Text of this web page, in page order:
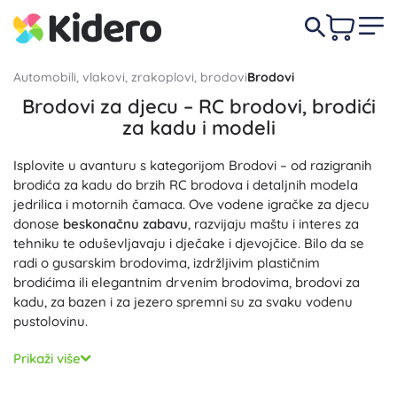
Automobili, vlakovi, zrakoplovi, brodoviBrodovi
Brodovi za djecu – RC brodovi, brodići
za kadu i modeli
Isplovite u avanturu s kategorijom Brodovi – od razigranih
brodića za kadu do brzih RC brodova i detaljnih modela
jedrilica i motornih čamaca. Ove vodene igračke za djecu
donose beskonačnu zabavu, razvijaju maštu i interes za
tehniku te oduševljavaju i dječake i djevojčice. Bilo da se
radi o gusarskim brodovima, izdržljivim plastičnim
brodićima ili elegantnim drvenim brodovima, brodovi za
kadu, za bazen i za jezero spremni su za svaku vodenu
pustolovinu.
RC brodovi i daljinski upravljani čamci oduševit će svojom
brzinom i stabilnošću
Prikaži više